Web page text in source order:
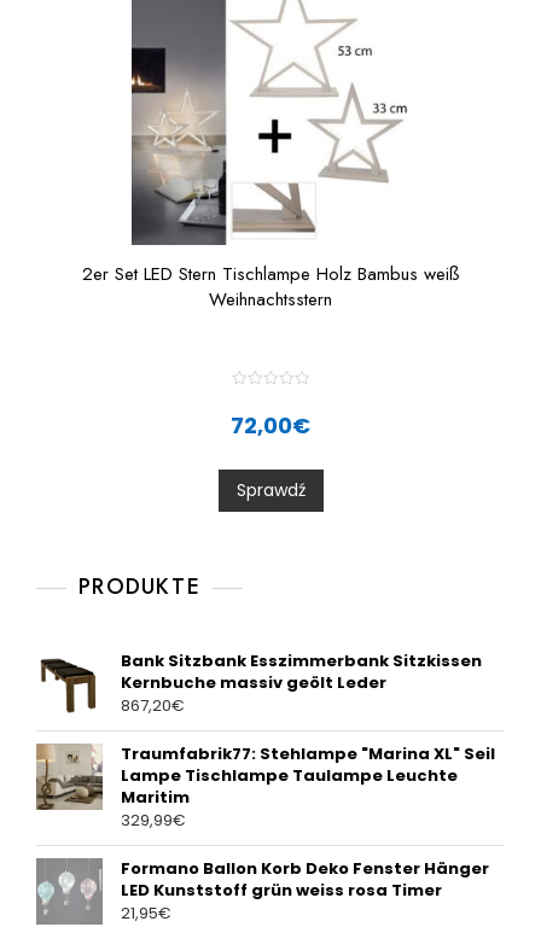
2er Set LED Stern Tischlampe Holz Bambus weiß
Weihnachtsstern
t
0
o
u
t
72,00€
Sprawdź
PRODUKTE
Bank Sitzbank Esszimmerbank Sitzkissen
Kernbuche massiv geölt Leder
867,20€
Traumfabrik77: Stehlampe "Marina XL" Seil
Lampe Tischlampe Taulampe Leuchte
Maritim
329,99€
Formano Ballon Korb Deko Fenster Hänger
LED Kunststoff grün weiss rosa Timer
21,95€